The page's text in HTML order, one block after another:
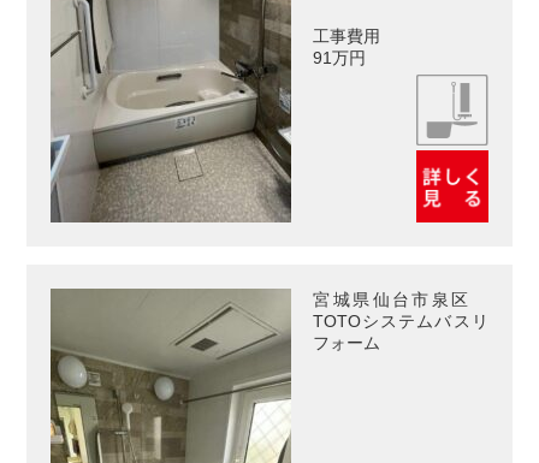
工事費用
91万円
宮城県仙台市泉区
TOTOシステムバスリ
フォーム